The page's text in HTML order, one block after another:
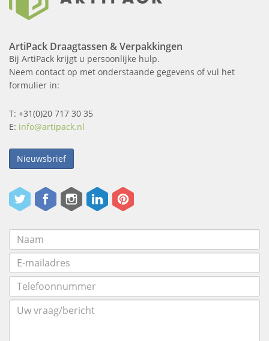
ArtiPack Draagtassen & Verpakkingen
Bij ArtiPack krijgt u persoonlijke hulp.
Neem contact op met onderstaande gegevens of vul het
formulier in:
T: +31(0)20 717 30 35
E: info@artipack.nl
Nieuwsbrief